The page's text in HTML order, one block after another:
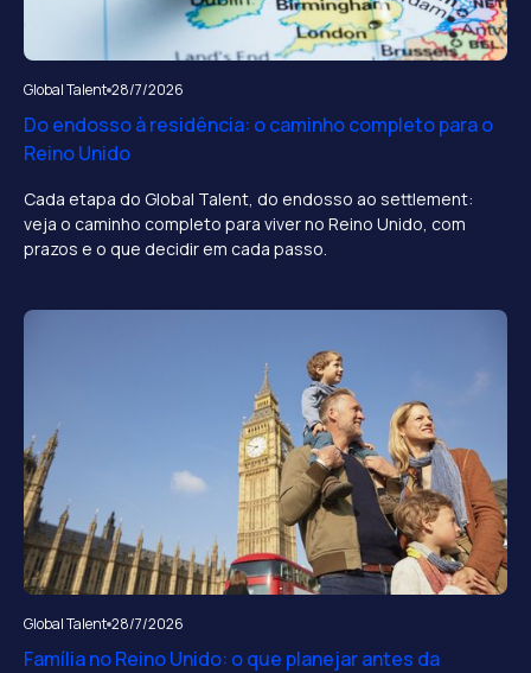
Global Talent 28/7/2026
Do endosso à residência: o caminho completo para o
Reino Unido
Cada etapa do Global Talent, do endosso ao settlement:
veja o caminho completo para viver no Reino Unido, com
prazos e o que decidir em cada passo.
Global Talent 28/7/2026
Família no Reino Unido: o que planejar antes da